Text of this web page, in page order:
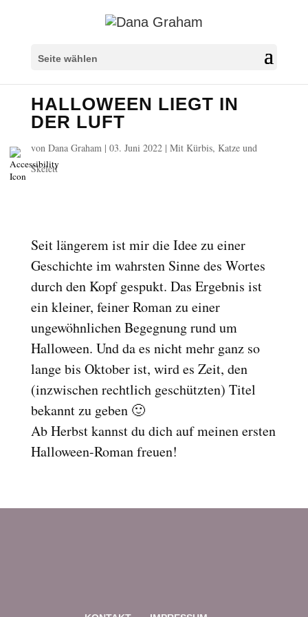
Seite wählen
HALLOWEEN LIEGT IN
DER LUFT
von Dana Graham| 03. Juni 2022| Mit Kürbis, Katze und
Skelett
Seit längerem ist mir die Idee zu einer
Geschichte im wahrsten Sinne des Wortes
durch den Kopf gespukt. Das Ergebnis ist
ein kleiner, feiner Roman zu einer
ungewöhnlichen Begegnung rund um
Halloween. Und da es nicht mehr ganz so
lange bis Oktober ist, wird es Zeit, den
(inzwischen rechtlich geschützten) Titel
bekannt zu geben 🙂
Ab Herbst kannst du dich auf meinen ersten
Halloween-Roman freuen!
Überschriften markieren
settings
zoom_out Herauszoomen
zoom_in Vergrößern
remove_circle_outline Schrift verkleinern
add_circle_outline
brightness_low Dunkler Kontrast
format_underlined Links unterstreichen
font_download Links markieren
Reset
all
options